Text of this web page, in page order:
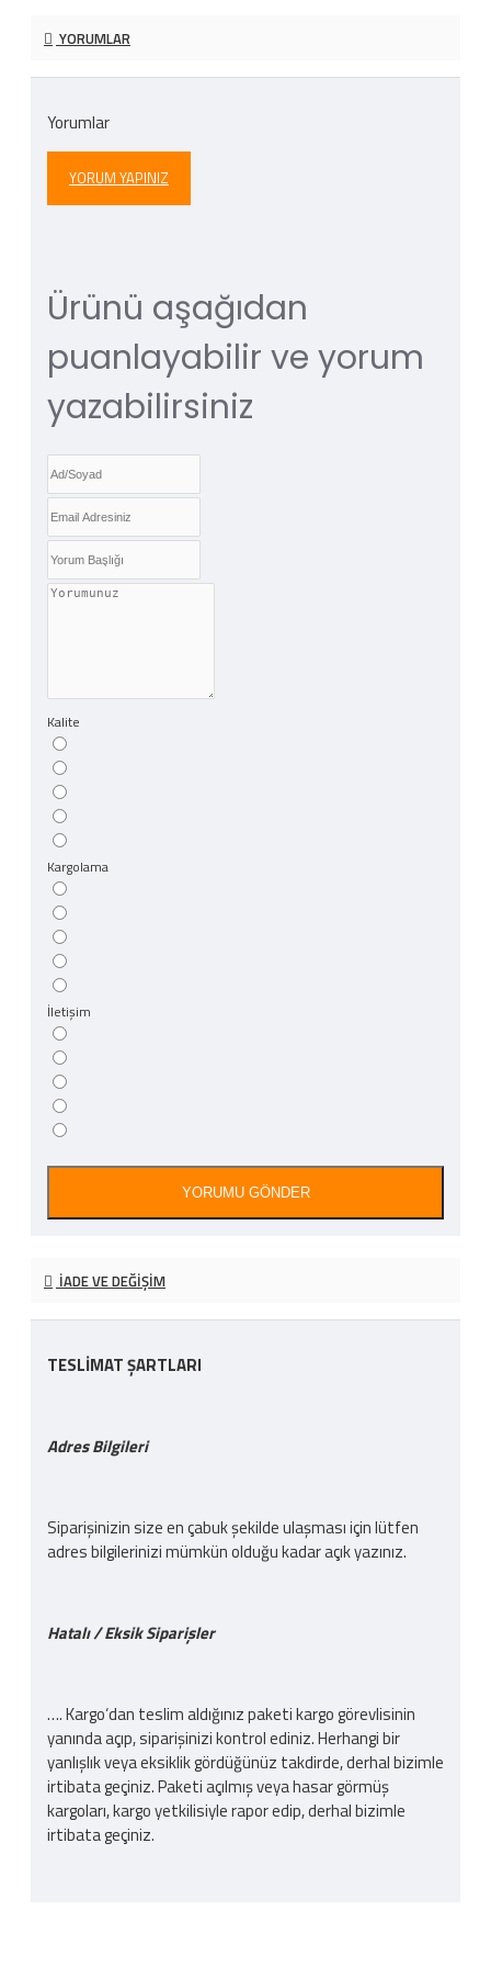
YORUMLAR
Yorumlar
YORUM YAPINIZ
Ürünü aşağıdan
puanlayabilir ve yorum
yazabilirsiniz
Kalite
Kargolama
İletişim
YORUMU GÖNDER
İADE VE DEĞIŞIM
TESLİMAT ŞARTLARI
Adres Bilgileri
Siparişinizin size en çabuk şekilde ulaşması için lütfen
adres bilgilerinizi mümkün olduğu kadar açık yazınız.
Hatalı / Eksik Siparişler
…. Kargo‘dan teslim aldığınız paketi kargo görevlisinin
yanında açıp, siparişinizi kontrol ediniz. Herhangi bir
yanlışlık veya eksiklik gördüğünüz takdirde, derhal bizimle
irtibata geçiniz. Paketi açılmış veya hasar görmüş
kargoları, kargo yetkilisiyle rapor edip, derhal bizimle
irtibata geçiniz.